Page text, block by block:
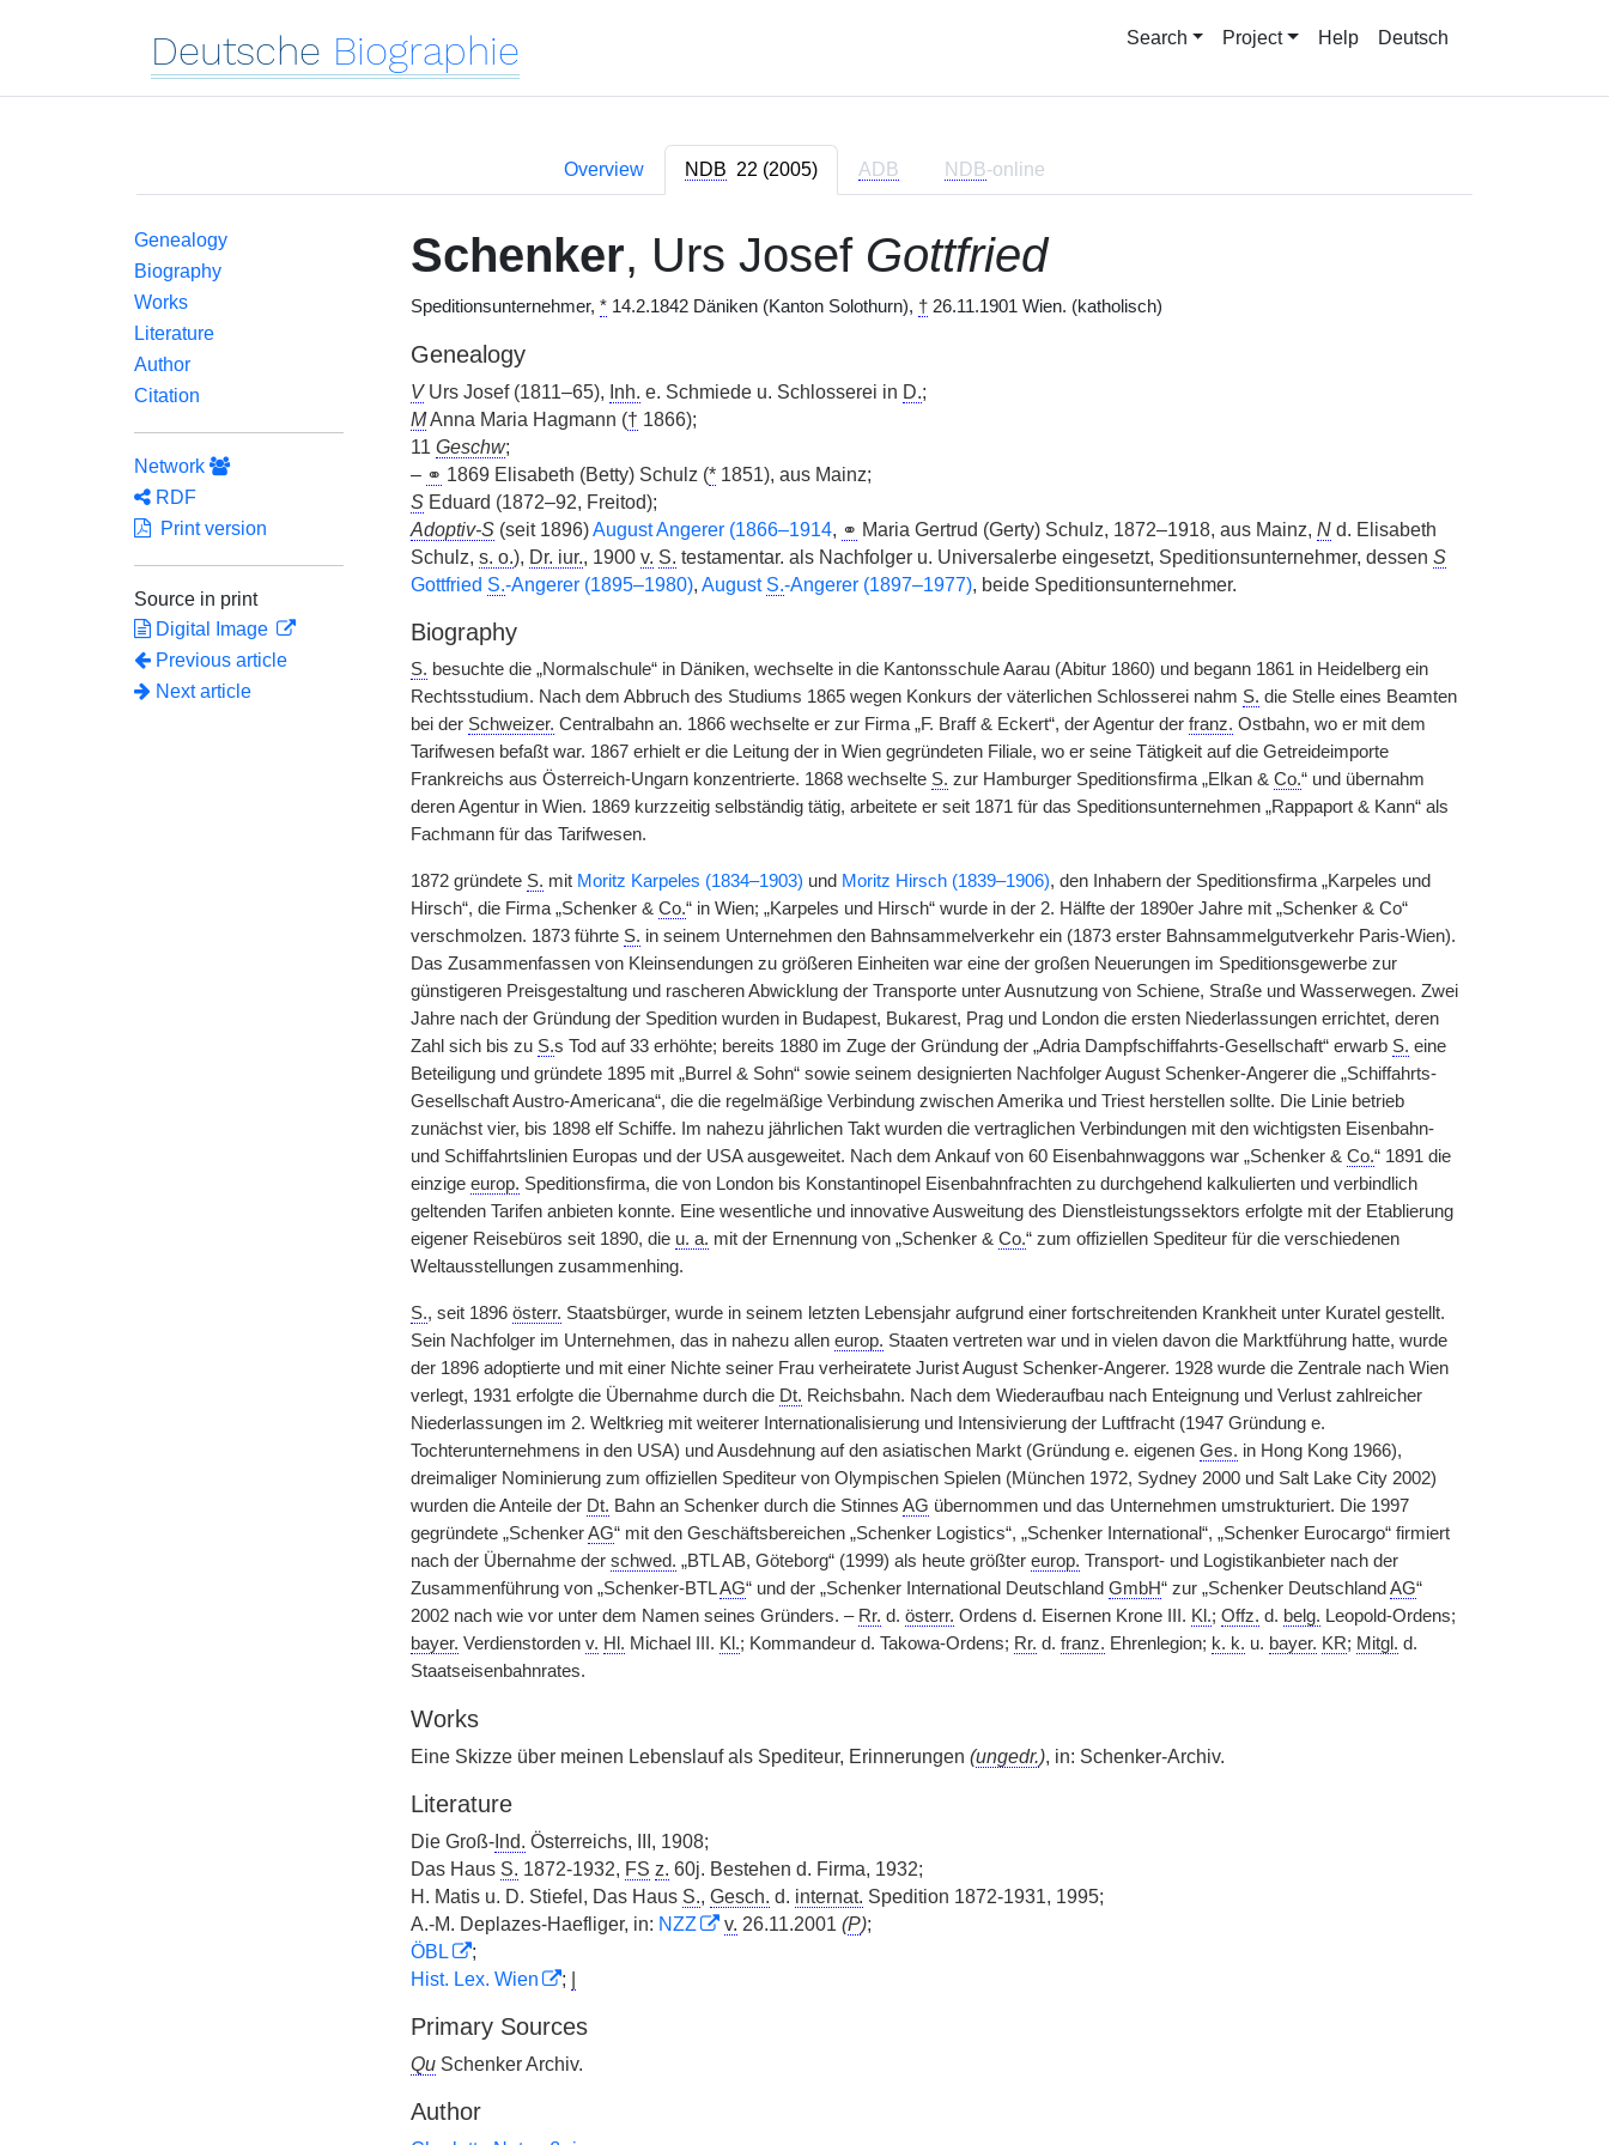
Deutsche Biographie Search Project Help Deutsch
Overview NDB 22 (2005) ADB NDB-online
Genealogy
Biography
Works
Literature
Author
Citation
Network
RDF
Print version
Source in print
Digital Image
Previous article
Next article
Schenker, Urs Josef Gottfried
Speditionsunternehmer, *14.2.1842 Däniken (Kanton Solothurn), †26.11.1901 Wien. (katholisch)
Genealogy
VUrs Josef (1811–65), Inh. e. Schmiede u. Schlosserei in D.;
MAnna Maria Hagmann († 1866);
11 Geschw;
– ⚭ 1869 Elisabeth (Betty) Schulz (*1851), aus Mainz;
SEduard (1872–92, Freitod);
Adoptiv-S(seit 1896)August Angerer (1866–1914, ⚭ Maria Gertrud (Gerty) Schulz, 1872–1918, aus Mainz, Nd. Elisabeth
Schulz, s. o.), Dr. iur., 1900 v. S. testamentar. als Nachfolger u. Universalerbe eingesetzt, Speditionsunternehmer, dessen S
Gottfried S.-Angerer (1895–1980), August S.-Angerer (1897–1977), beide Speditionsunternehmer.
Biography
S. besuchte die „Normalschule“ in Däniken, wechselte in die Kantonsschule Aarau (Abitur 1860) und begann 1861 in Heidelberg ein
Rechtsstudium. Nach dem Abbruch des Studiums 1865 wegen Konkurs der väterlichen Schlosserei nahm S. die Stelle eines Beamten
bei der Schweizer. Centralbahn an. 1866 wechselte er zur Firma „F. Braff & Eckert“, der Agentur der franz. Ostbahn, wo er mit dem
Tarifwesen befaßt war. 1867 erhielt er die Leitung der in Wien gegründeten Filiale, wo er seine Tätigkeit auf die Getreideimporte
Frankreichs aus Österreich-Ungarn konzentrierte. 1868 wechselte S. zur Hamburger Speditionsfirma „Elkan & Co.“ und übernahm
deren Agentur in Wien. 1869 kurzzeitig selbständig tätig, arbeitete er seit 1871 für das Speditionsunternehmen „Rappaport & Kann“ als
Fachmann für das Tarifwesen.
1872 gründete S. mit Moritz Karpeles (1834–1903) und Moritz Hirsch (1839–1906), den Inhabern der Speditionsfirma „Karpeles und
Hirsch“, die Firma „Schenker & Co.“ in Wien; „Karpeles und Hirsch“ wurde in der 2. Hälfte der 1890er Jahre mit „Schenker & Co“
verschmolzen. 1873 führte S. in seinem Unternehmen den Bahnsammelverkehr ein (1873 erster Bahnsammelgutverkehr Paris-Wien).
Das Zusammenfassen von Kleinsendungen zu größeren Einheiten war eine der großen Neuerungen im Speditionsgewerbe| zur
günstigeren Preisgestaltung und rascheren Abwicklung der Transporte unter Ausnutzung von Schiene, Straße und Wasserwegen. Zwei
Jahre nach der Gründung der Spedition wurden in Budapest, Bukarest, Prag und London die ersten Niederlassungen errichtet, deren
Zahl sich bis zu S.s Tod auf 33 erhöhte; bereits 1880 im Zuge der Gründung der „Adria Dampfschiffahrts-Gesellschaft“ erwarb S. eine
Beteiligung und gründete 1895 mit „Burrel & Sohn“ sowie seinem designierten Nachfolger August Schenker-Angerer die „Schiffahrts-
Gesellschaft Austro-Americana“, die die regelmäßige Verbindung zwischen Amerika und Triest herstellen sollte. Die Linie betrieb
zunächst vier, bis 1898 elf Schiffe. Im nahezu jährlichen Takt wurden die vertraglichen Verbindungen mit den wichtigsten Eisenbahn-
und Schiffahrtslinien Europas und der USA ausgeweitet. Nach dem Ankauf von 60 Eisenbahnwaggons war „Schenker & Co.“ 1891 die
einzige europ. Speditionsfirma, die von London bis Konstantinopel Eisenbahnfrachten zu durchgehend kalkulierten und verbindlich
geltenden Tarifen anbieten konnte. Eine wesentliche und innovative Ausweitung des Dienstleistungssektors erfolgte mit der Etablierung
eigener Reisebüros seit 1890, die u. a. mit der Ernennung von „Schenker & Co.“ zum offiziellen Spediteur für die verschiedenen
Weltausstellungen zusammenhing.
S., seit 1896 österr. Staatsbürger, wurde in seinem letzten Lebensjahr aufgrund einer fortschreitenden Krankheit unter Kuratel gestellt.
Sein Nachfolger im Unternehmen, das in nahezu allen europ. Staaten vertreten war und in vielen davon die Marktführung hatte, wurde
der 1896 adoptierte und mit einer Nichte seiner Frau verheiratete Jurist August Schenker-Angerer. 1928 wurde die Zentrale nach Wien
verlegt, 1931 erfolgte die Übernahme durch die Dt. Reichsbahn. Nach dem Wiederaufbau nach Enteignung und Verlust zahlreicher
Niederlassungen im 2. Weltkrieg mit weiterer Internationalisierung und Intensivierung der Luftfracht (1947 Gründung e.
Tochterunternehmens in den USA) und Ausdehnung auf den asiatischen Markt (Gründung e. eigenen Ges. in Hong Kong 1966),
dreimaliger Nominierung zum offiziellen Spediteur von Olympischen Spielen (München 1972, Sydney 2000 und Salt Lake City 2002)
wurden die Anteile der Dt. Bahn an Schenker durch die Stinnes AG übernommen und das Unternehmen umstrukturiert. Die 1997
gegründete „SchenkerAG“ mit den Geschäftsbereichen „Schenker Logistics“, „Schenker International“, „Schenker Eurocargo“ firmiert
nach der Übernahme der schwed. „BTL AB, Göteborg“ (1999) als heute größter europ. Transport- und Logistikanbieter nach der
Zusammenführung von „Schenker-BTLAG“ und der „Schenker International Deutschland GmbH“ zur „Schenker Deutschland AG“
2002 nach wie vor unter dem Namen seines Gründers. – Rr. d. österr. Ordens d. Eisernen Krone III. Kl.; Offz. d. belg. Leopold-Ordens;
bayer. Verdienstorden v. Hl. Michael III. Kl.; Kommandeur d. Takowa-Ordens; Rr. d. franz. Ehrenlegion; k. k. u. bayer. KR; Mitgl. d.
Staatseisenbahnrates.
Works
Eine Skizze über meinen Lebenslauf als Spediteur, Erinnerungen (ungedr.), in: Schenker-Archiv.
Literature
Die Groß-Ind. Österreichs, III, 1908;
Das Haus S. 1872-1932, FS z. 60j. Bestehen d. Firma, 1932;
H. Matis u. D. Stiefel, Das Haus S., Gesch. d. internat. Spedition 1872-1931, 1995;
A.-M. Deplazes-Haefliger, in: NZZ v. 26.11.2001 (P);
ÖBL
;
Hist. Lex. Wien
;
Primary Sources
QuSchenker Archiv.
Author